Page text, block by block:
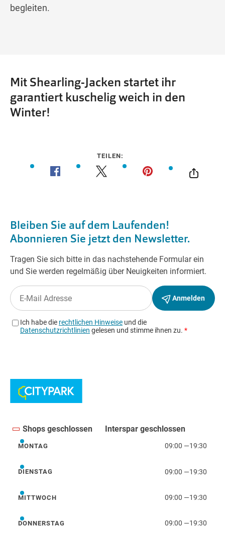
begleiten.
Mit Shearling-Jacken startet ihr
garantiert kuschelig weich in den
Winter!
TEILEN:
Shops geschlossen Interspar geschlossen
Montag
MONTAG 09:00 —19:30
Dienstag
DIENSTAG 09:00 —19:30
Mittwoch
MITTWOCH 09:00 —19:30
Donnerstag
DONNERSTAG 09:00 —19:30